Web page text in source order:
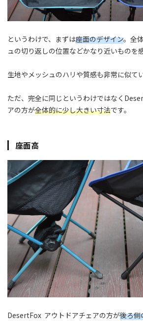
というわけで、まずは座面のデザイン。全
ュの切り返しの位置などかなり近いものを
生地やメッシュのハリや質感も非常に似てい
ただ、完全に同じというわけではなく
アの方が全体的に少し大きい寸法です。
座面高
DesertFox アウトドアチェアの方が後ろ側